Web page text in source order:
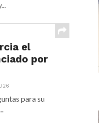
el
por
para su